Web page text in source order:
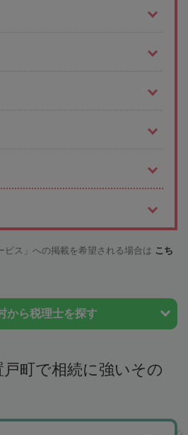
ビス」への掲載を希望される場合は こち
から税理士を探す
町で相続に強いその